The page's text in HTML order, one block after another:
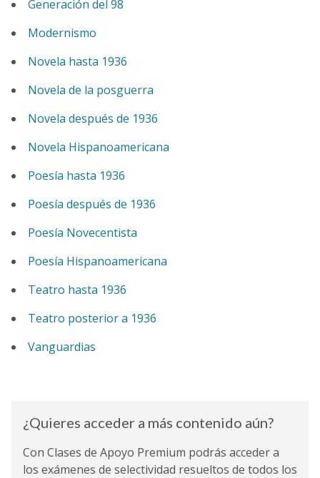
Generación del 98
Modernismo
Novela hasta 1936
Novela de la posguerra
Novela después de 1936
Novela Hispanoamericana
Poesía hasta 1936
Poesía después de 1936
Poesía Novecentista
Poesía Hispanoamericana
Teatro hasta 1936
Teatro posterior a 1936
Vanguardias
¿Quieres acceder a más contenido aún?
Con Clases de Apoyo Premium podrás acceder a
los exámenes de selectividad resueltos de todos los